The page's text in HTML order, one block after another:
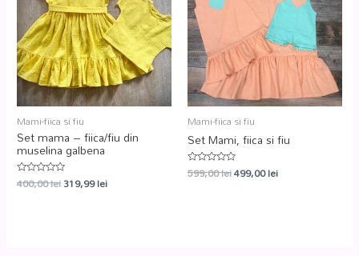
Mami-fiica si fiu
Set mama – fiica/fiu din
muselina galbena
Evaluat
la
400,00lei319,99lei
Mami-fiica si fiu
Set Mami, fiica si fiu
Evaluat
la
599,00lei499,00lei